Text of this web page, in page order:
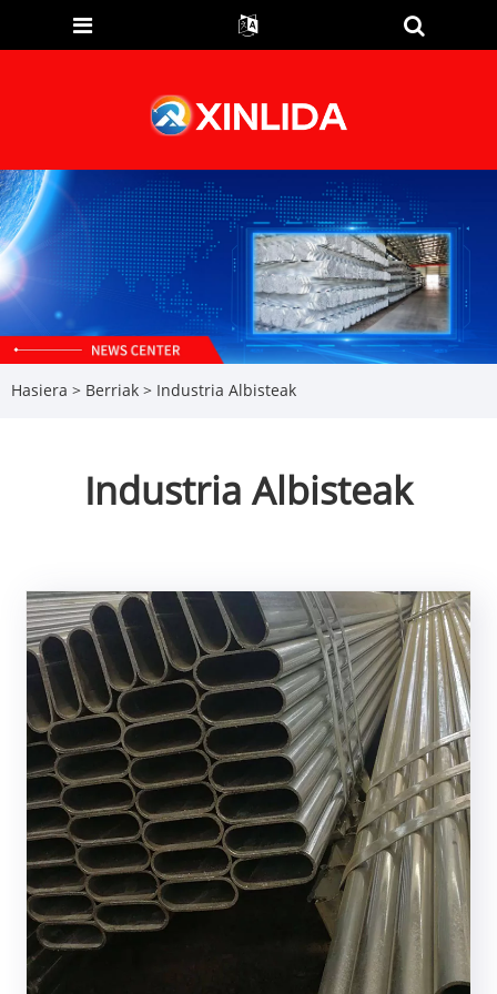
Hasiera > Berriak > Industria Albisteak
Industria Albisteak